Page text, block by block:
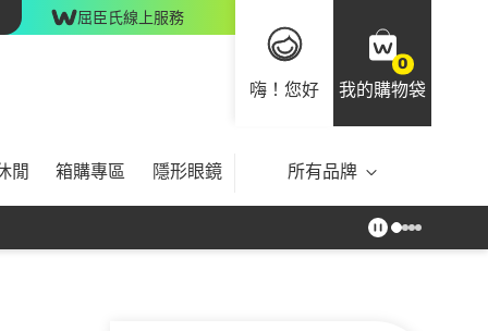
屈臣氏線上服務
嗨！您好
0
我的購物袋
閒 箱購專區 隱形眼鏡 所有品牌